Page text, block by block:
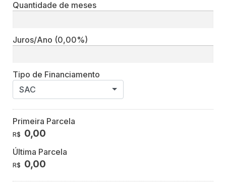
Quantidade de meses
Juros/Ano (0,00%)
Tipo de Financiamento
SAC
Primeira Parcela
R$ 0,00
Última Parcela
R$ 0,00